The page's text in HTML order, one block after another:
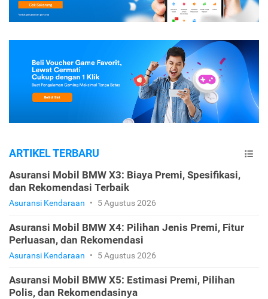
ARTIKEL TERBARU
Asuransi Mobil BMW X3: Biaya Premi, Spesifikasi,
dan Rekomendasi Terbaik
Asuransi Kendaraan • 5 Agustus 2026
Asuransi Mobil BMW X4: Pilihan Jenis Premi, Fitur
Perluasan, dan Rekomendasi
Asuransi Kendaraan • 5 Agustus 2026
Asuransi Mobil BMW X5: Estimasi Premi, Pilihan
Polis, dan Rekomendasinya